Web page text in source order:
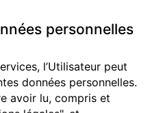
personnelles
l’Utilisateur peut
données personnelles.
avoir lu, compris et